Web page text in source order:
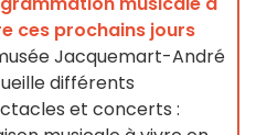
ces prochains jours
Jacquemart-André
différents
et concerts :